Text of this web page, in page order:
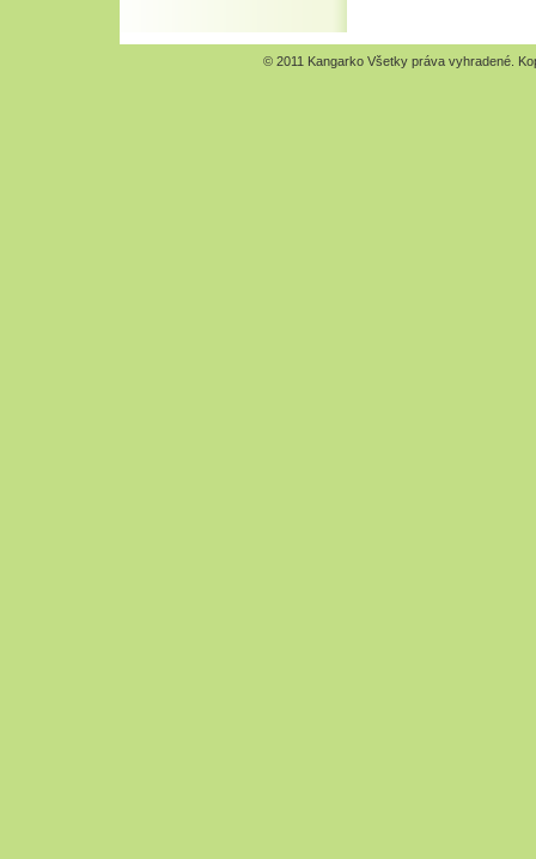
© 2011 Kangarko Všetky práva vyhradené.